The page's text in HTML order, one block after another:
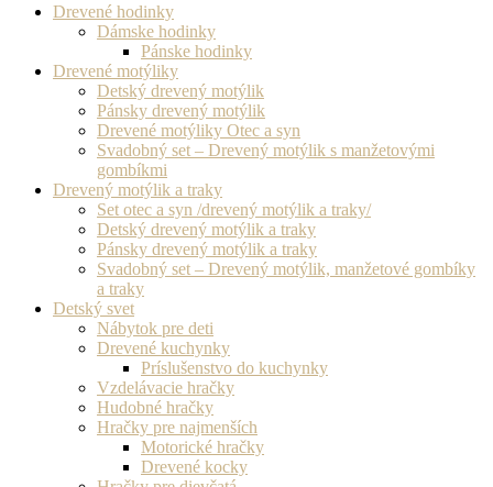
Drevené hodinky
Dámske hodinky
Pánske hodinky
Drevené motýliky
Detský drevený motýlik
Pánsky drevený motýlik
Drevené motýliky Otec a syn
Svadobný set – Drevený motýlik s manžetovými
gombíkmi
Drevený motýlik a traky
Set otec a syn /drevený motýlik a traky/
Detský drevený motýlik a traky
Pánsky drevený motýlik a traky
Svadobný set – Drevený motýlik, manžetové gombíky
a traky
Detský svet
Nábytok pre deti
Drevené kuchynky
Príslušenstvo do kuchynky
Vzdelávacie hračky
Hudobné hračky
Hračky pre najmenších
Motorické hračky
Drevené kocky